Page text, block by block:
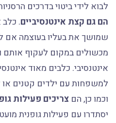
לבוא לידי ביטוי בדרכים
הם גם קצת אינטנסיביים. כלב
שמושך את בעליו בעוצמה אם
מכשולים במקום לעקוף אותם
אינטנסיבי. כלבים מאוד
למשפחות עם ילדים קטנים או
וכמו כן, הם צריכים פעילות
יסתדרו עם פעילות גופנית